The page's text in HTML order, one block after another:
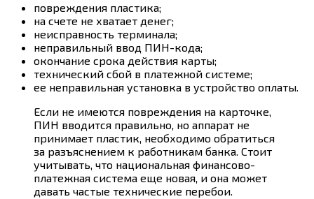
повреждения пластика;
на счете не хватает денег;
неисправность терминала;
неправильный ввод ПИН-кода;
окончание срока действия карты;
технический сбой в платежной системе;
ее неправильная установка в устройство оплаты.
Если не имеются повреждения на карточке,
ПИН вводится правильно, но аппарат не
принимает пластик, необходимо обратиться
за разъяснением к работникам банка. Стоит
учитывать, что национальная финансово-
платежная система еще новая, и она может
давать частые технические перебои.